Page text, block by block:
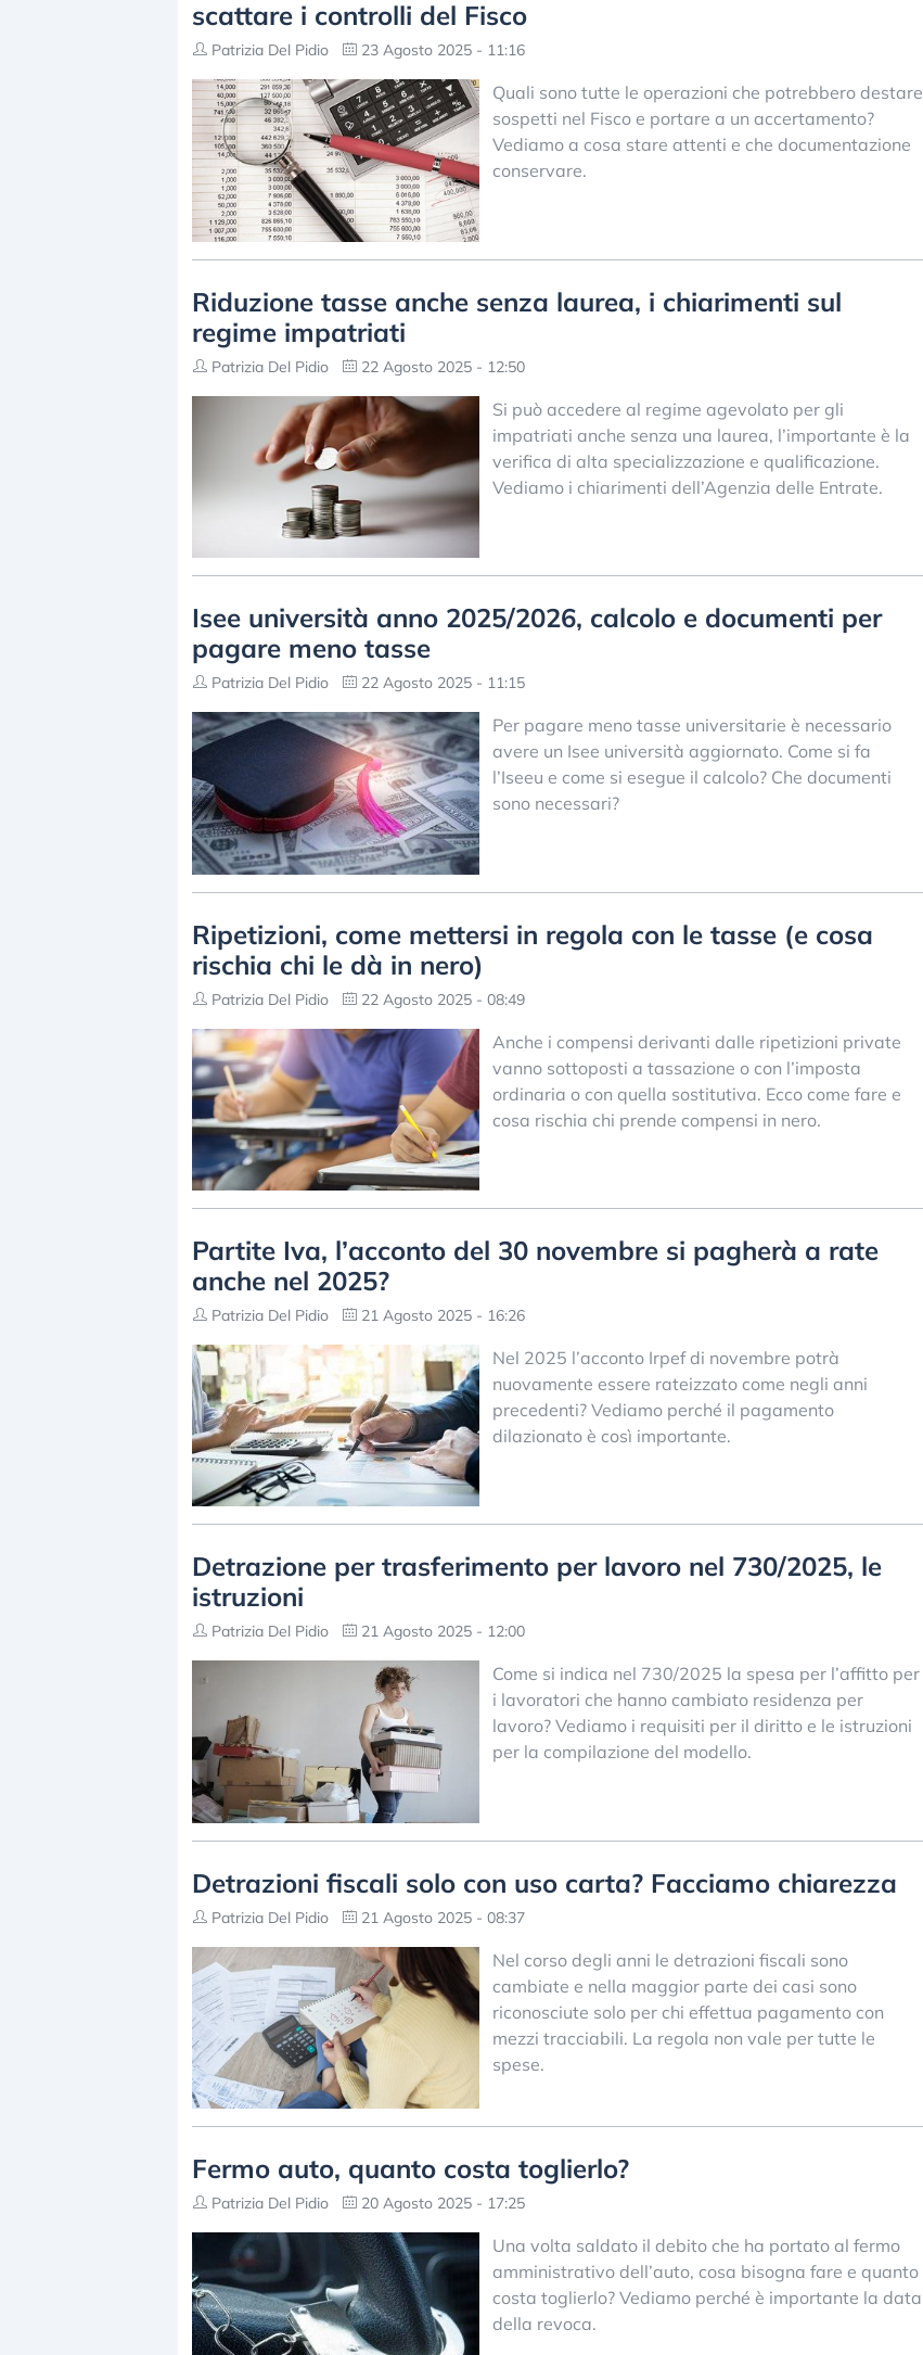
scattare i controlli del Fisco
Patrizia Del Pidio 23 Agosto 2025 - 11:16
Quali sono tutte le operazioni che potrebbero destare
sospetti nel Fisco e portare a un accertamento?
Vediamo a cosa stare attenti e che documentazione
conservare.
Riduzione tasse anche senza laurea, i chiarimenti sul
regime impatriati
Patrizia Del Pidio 22 Agosto 2025 - 12:50
Si può accedere al regime agevolato per gli
impatriati anche senza una laurea, l’importante è la
verifica di alta specializzazione e qualificazione.
Vediamo i chiarimenti dell’Agenzia delle Entrate.
Isee università anno 2025/2026, calcolo e documenti per
pagare meno tasse
Patrizia Del Pidio 22 Agosto 2025 - 11:15
Per pagare meno tasse universitarie è necessario
avere un Isee università aggiornato. Come si fa
l’Iseeu e come si esegue il calcolo? Che documenti
sono necessari?
Ripetizioni, come mettersi in regola con le tasse (e cosa
rischia chi le dà in nero)
Patrizia Del Pidio 22 Agosto 2025 - 08:49
Anche i compensi derivanti dalle ripetizioni private
vanno sottoposti a tassazione o con l’imposta
ordinaria o con quella sostitutiva. Ecco come fare e
cosa rischia chi prende compensi in nero.
Partite Iva, l’acconto del 30 novembre si pagherà a rate
anche nel 2025?
Patrizia Del Pidio 21 Agosto 2025 - 16:26
Nel 2025 l’acconto Irpef di novembre potrà
nuovamente essere rateizzato come negli anni
precedenti? Vediamo perché il pagamento
dilazionato è così importante.
Detrazione per trasferimento per lavoro nel 730/2025, le
istruzioni
Patrizia Del Pidio 21 Agosto 2025 - 12:00
Come si indica nel 730/2025 la spesa per l’affitto per
i lavoratori che hanno cambiato residenza per
lavoro? Vediamo i requisiti per il diritto e le istruzioni
per la compilazione del modello.
Detrazioni fiscali solo con uso carta? Facciamo chiarezza
Patrizia Del Pidio 21 Agosto 2025 - 08:37
Nel corso degli anni le detrazioni fiscali sono
cambiate e nella maggior parte dei casi sono
riconosciute solo per chi effettua pagamento con
mezzi tracciabili. La regola non vale per tutte le
spese.
Fermo auto, quanto costa toglierlo?
Patrizia Del Pidio 20 Agosto 2025 - 17:25
Una volta saldato il debito che ha portato al fermo
amministrativo dell’auto, cosa bisogna fare e quanto
costa toglierlo? Vediamo perché è importante la data
della revoca.